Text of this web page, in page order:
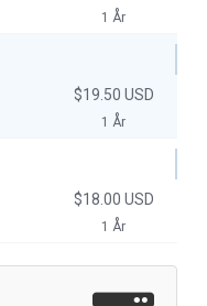
1 År
$19.50 USD
1 År
$18.00 USD
1 År